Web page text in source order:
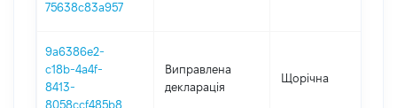
75638c83a957
9a6386e2-
c18b-4a4f-
8413-
8058ccf485b8
Виправлена
декларація
Щорічна